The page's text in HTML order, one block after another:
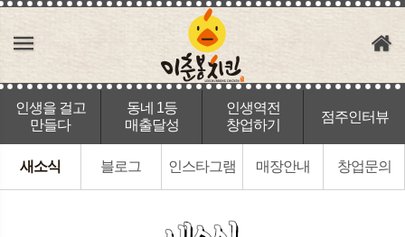
인생을 걸고
만들다
동네 1등
매출달성
인생역전
창업하기
점주인터뷰
새소식 블로그 인스타그램 매장안내 창업문의